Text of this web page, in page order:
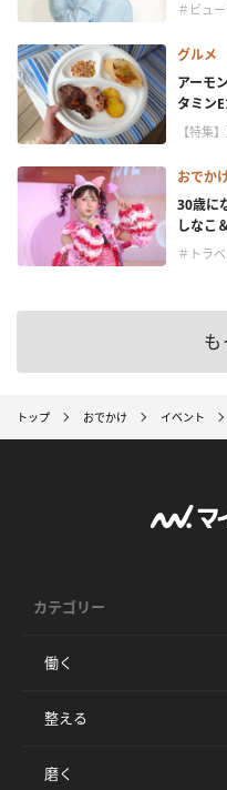
＃ビュ
グルメ
アーモ
タミン
【特集
おでか
30歳に
しなこ
＃トラ
も
トップ おでかけ イベント
カテゴリー
働く
整える
磨く